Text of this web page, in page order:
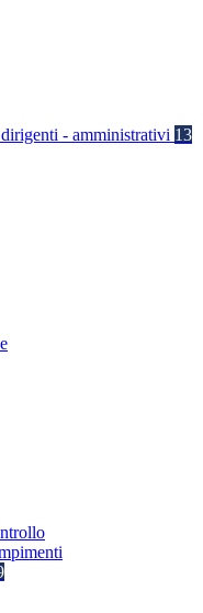
- amministrativi 13